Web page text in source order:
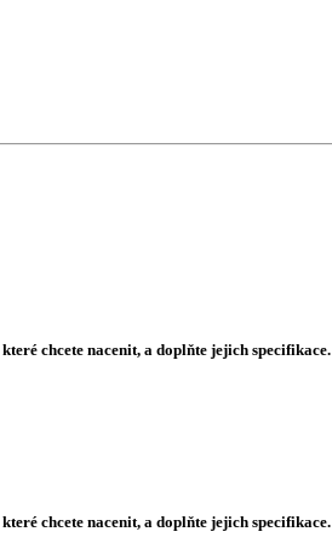
které chcete nacenit, a doplňte jejich specifikace.
které chcete nacenit, a doplňte jejich specifikace.